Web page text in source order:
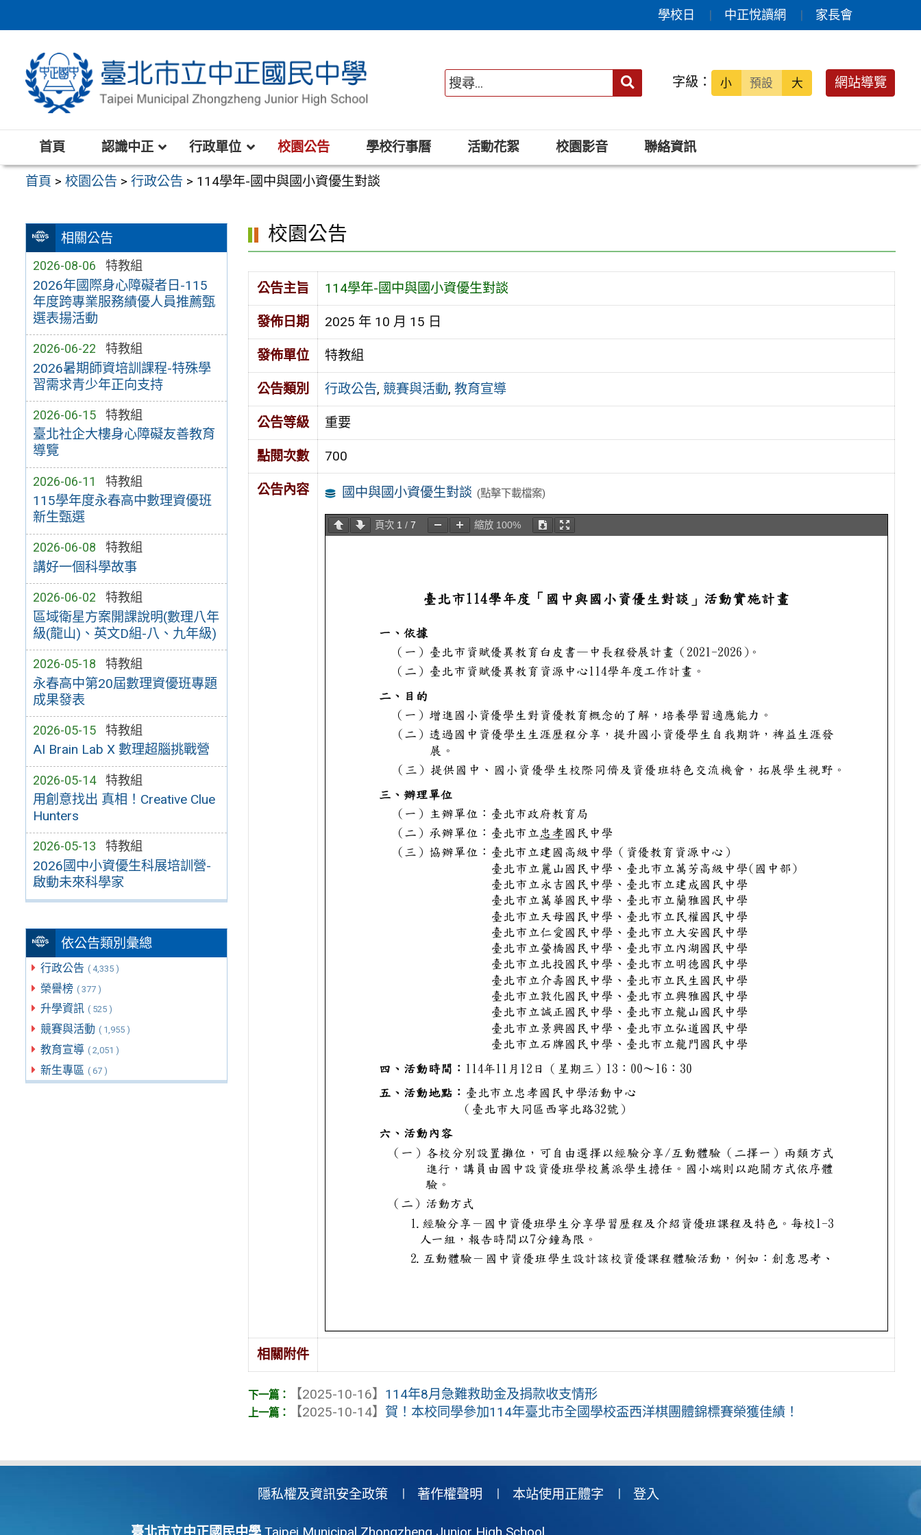
至
區
學校日 中正悅讀網 家長會
送出 字級： 小 預設 大 網站導覽
首頁 認識中正 行政單位 校園公告 學校行事曆 活動花絮 校園影音 聯絡資訊
首頁 >校園公告 >行政公告 > 114學年-國中與國小資優生對談
相關公告
2026-08-06 特教組
2026年國際身心障礙者日-115
年度跨專業服務績優人員推薦甄
選表揚活動
2026-06-22 特教組
2026暑期師資培訓課程-特殊學
習需求青少年正向支持
2026-06-15 特教組
臺北社企大樓身心障礙友善教育
導覽
2026-06-11 特教組
115學年度永春高中數理資優班
新生甄選
2026-06-08 特教組
講好一個科學故事
2026-06-02 特教組
區域衛星方案開課說明(數理八年
級(龍山)、英文D組-八、九年級)
2026-05-18 特教組
永春高中第20屆數理資優班專題
成果發表
2026-05-15 特教組
AI Brain Lab X 數理超腦挑戰營
2026-05-14 特教組
用創意找出 真相！Creative Clue
Hunters
2026-05-13 特教組
2026國中小資優生科展培訓營-
啟動未來科學家
依公告類別彙總
行政公告 ( 4,335 )
榮譽榜 ( 377 )
升學資訊 ( 525 )
競賽與活動 ( 1,955 )
教育宣導 ( 2,051 )
新生專區 ( 67 )
校園公告
公告主旨 114學年-國中與國小資優生對談
發佈日期 2025 年 10 月 15 日
發佈單位 特教組
公告類別 行政公告, 競賽與活動, 教育宣導
公告等級 重要
點閱次數 700
公告內容 國中與國小資優生對談 (點擊下載檔案)
頁次 1 / 7 縮放 100%
相關附件
【2025-10-16】 114年8月急難救助金及捐款收支情形
【2025-10-14】賀！本校同學參加114年臺北市全國學校盃西洋棋團體錦標賽榮獲佳績！
隱私權及資訊安全政策 著作權聲明 本站使用正體字 登入
臺北市立中正國民中學Taipei Municipal Zhongzheng Junior High School